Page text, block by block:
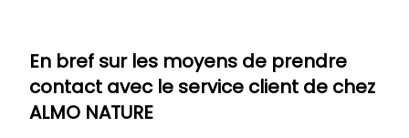
En bref sur les moyens de prendre
contact avec le service client de chez
ALMO NATURE